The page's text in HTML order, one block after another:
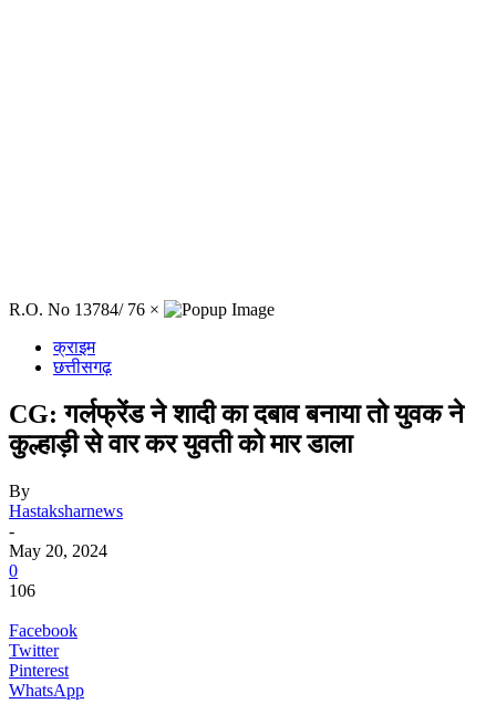
R.O. No 13784/ 76 ×
क्राइम
छत्तीसगढ़
CG: गर्लफ्रेंड ने शादी का दबाव बनाया तो युवक ने
कुल्हाड़ी से वार कर युवती को मार डाला
By
Hastaksharnews
-
May 20, 2024
0
106
Facebook
Twitter
Pinterest
WhatsApp